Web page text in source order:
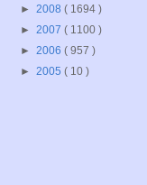
► 2008 ( 1694 )
► 2007 ( 1100 )
► 2006 ( 957 )
► 2005 ( 10 )